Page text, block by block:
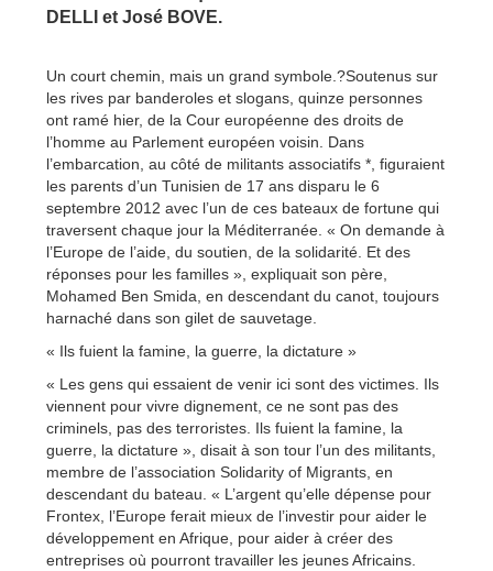
DELLI et José BOVE.
Un court chemin, mais un grand symbole.?Soutenus sur
les rives par banderoles et slogans, quinze personnes
ont ramé hier, de la Cour européenne des droits de
l’homme au Parlement européen voisin. Dans
l’embarcation, au côté de militants associatifs *, figuraient
les parents d’un Tunisien de 17 ans disparu le 6
septembre 2012 avec l’un de ces bateaux de fortune qui
traversent chaque jour la Méditerranée. « On demande à
l’Europe de l’aide, du soutien, de la solidarité. Et des
réponses pour les familles », expliquait son père,
Mohamed Ben Smida, en descendant du canot, toujours
harnaché dans son gilet de sauvetage.
« Ils fuient la famine, la guerre, la dictature »
« Les gens qui essaient de venir ici sont des victimes. Ils
viennent pour vivre dignement, ce ne sont pas des
criminels, pas des terroristes. Ils fuient la famine, la
guerre, la dictature », disait à son tour l’un des militants,
membre de l’association Solidarity of Migrants, en
descendant du bateau. « L’argent qu’elle dépense pour
Frontex, l’Europe ferait mieux de l’investir pour aider le
développement en Afrique, pour aider à créer des
entreprises où pourront travailler les jeunes Africains.